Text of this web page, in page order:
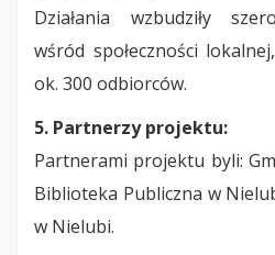
Działania wzbudziły
wśród społeczności
ok. 300 odbiorców.
5. Partnerzy projektu:
Partnerami projektu byli:
Biblioteka Publiczna w
w Nielubi.